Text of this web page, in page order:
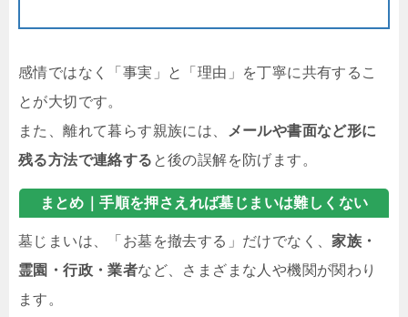
感情ではなく「事実」と「理由」を丁寧に共有するこ
とが大切です。
また、離れて暮らす親族には、
メールや書面など形に
残る方法で連絡する と後の誤解を防げます。
まとめ｜手順を押さえれば墓じまいは難しくない
墓じまいは、「お墓を撤去する」だけでなく、 家族・
霊園・行政・業者など、さまざまな人や機関が関わり
ます。